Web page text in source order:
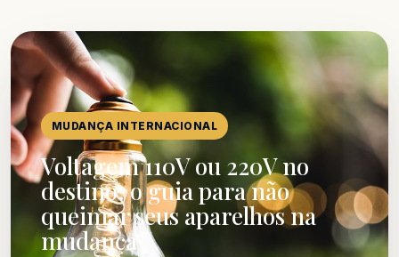
MUDANÇA INTERNACIONAL
Voltagem 110V ou 220V no
destino: o guia para não
queimar seus aparelhos na
mudança